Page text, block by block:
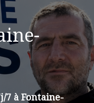
7 à Fontaine-